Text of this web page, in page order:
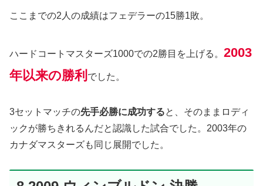
ここまでの2人の成績はフェデラーの15勝1敗。
ハードコートマスターズ1000での2勝目を上げる。 2003
年以来の勝利 でした。
3セットマッチの先手必勝に成功すると、そのままロディ
ックが勝ちきれるんだと認識した試合でした。2003年の
カナダマスターズも同じ展開でした。